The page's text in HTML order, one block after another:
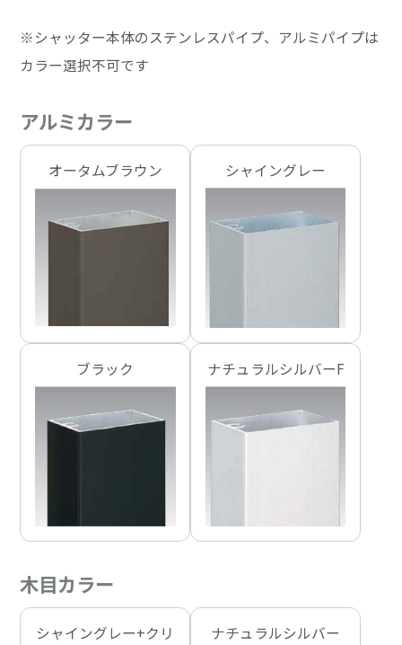
※シャッター本体のステンレスパイプ、アルミパイプは
カラー選択不可です
アルミカラー
オータムブラウン シャイングレー
ブラック ナチュラルシルバーF
木目カラー
シャイングレー+クリ
ナチュラルシルバー